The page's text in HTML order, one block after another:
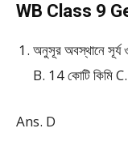
WB Class 9
অনুসূর অবস্থানে সূর্য
B. 14 কোটি কিমি
Ans. D